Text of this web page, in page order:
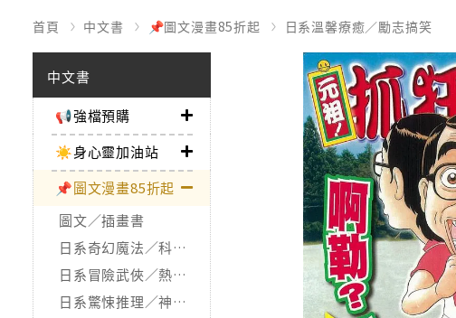
首頁 中文書 📌圖文漫畫85折起 日系溫馨療癒／勵志搞笑
中文書
📢強檔預購
☀️身心靈加油站
📌圖文漫畫85折起
圖文／插畫書
日系奇幻魔法／科幻冒險
日系冒險武俠／熱血運動
日系驚悚推理／神怪靈異